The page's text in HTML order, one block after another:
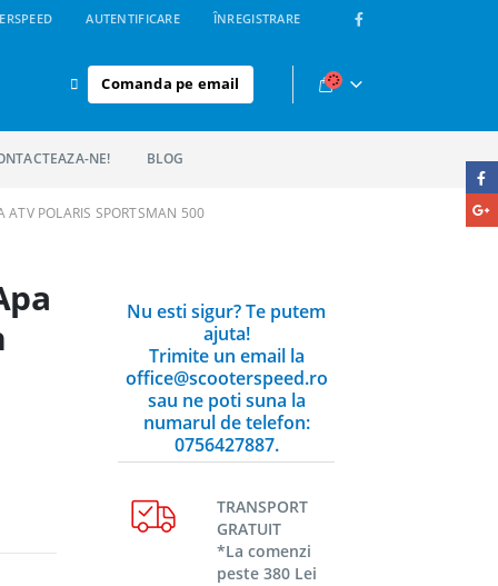
AUTENTIFICARE ÎNREGISTRARE
Comanda pe email
NE! BLOG
ATV POLARIS SPORTSMAN 500
Nu esti sigur? Te putem
ajuta!
Trimite un email la
office@scooterspeed.ro
sau ne poti suna la
numarul de telefon:
0756427887.
TRANSPORT
GRATUIT
*La comenzi
peste 380 Lei